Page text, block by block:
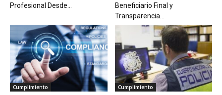
Profesional Desde...
Beneficiario Final y
Transparencia...
Cumplimiento Cumplimiento